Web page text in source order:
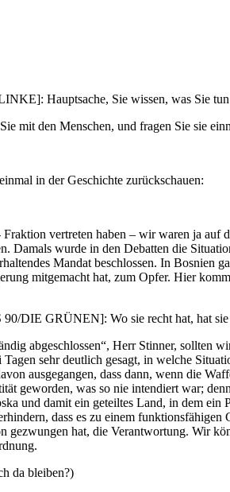
Hauptsache, Sie wissen, was Sie
mit den Menschen, und fragen Sie sie
in der Geschichte zurückschauen:
vertreten haben – wir waren ja auf
wurde in den Debatten die
Mandat beschlossen. In Bosnien
mitgemacht hat, zum Opfer. Hier
DIE GRÜNEN]: Wo sie recht hat, hat
abgeschlossen“, Herr Stinner, sollten
sehr deutlich gesagt, in welche
ausgegangen, dass dann, wenn die
geworden, was so nie intendiert war;
und damit ein geteiltes Land, in dem ein
dass es zu einem funktionsfähigen
hat, die Verantwortung. Wir
da bleiben?)